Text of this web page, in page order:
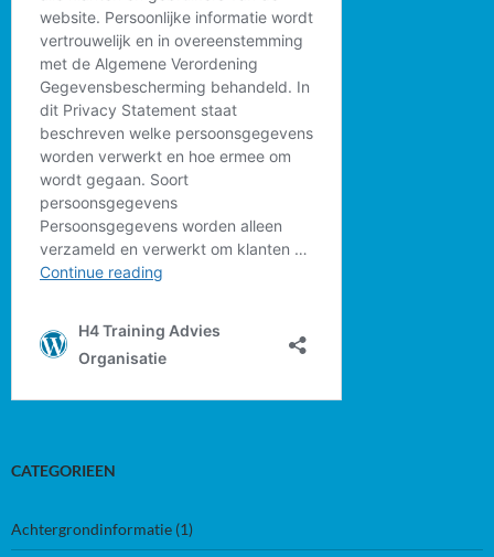
CATEGORIEEN
Achtergrondinformatie (1)